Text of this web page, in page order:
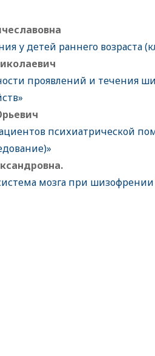
у детей раннего возраста
проявлений и течения
психиатрической
мозга при